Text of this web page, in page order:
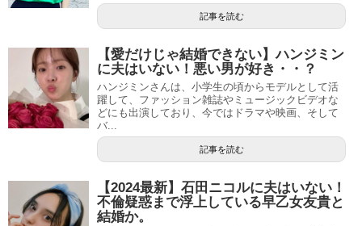
記事を読む
【愛だけじゃ結婚できない】ハンジミン
に夫はいない！悪い男が好き・・？
ハンジミンさんは、小学生の頃からモデルとして活
躍して、ファッション雑誌やミュージックビデオな
どにも出演しており、今ではドラマや映画、そして
バ...
記事を読む
【2024最新】石田ニコルに夫はいない！
不倫疑惑まで浮上している早乙女友貴と
結婚か。